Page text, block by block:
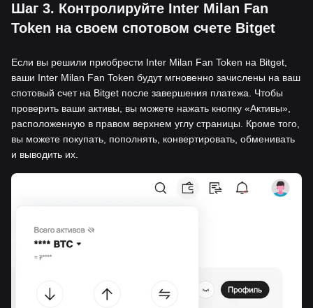
Шаг 3. Контролируйте Inter Milan Fan
Token на своем спотовом счете Bitget
Если вы решили приобрести Inter Milan Fan Token на Bitget,
ваши Inter Milan Fan Token будут мгновенно зачислены на ваш
спотовый счет на Bitget после завершения платежа. Чтобы
проверить ваши активы, вы можете нажать кнопку «Активы»,
расположенную в правом верхнем углу страницы. Кроме того,
вы можете покупать, пополнять, конвертировать, обменивать
и выводить их.